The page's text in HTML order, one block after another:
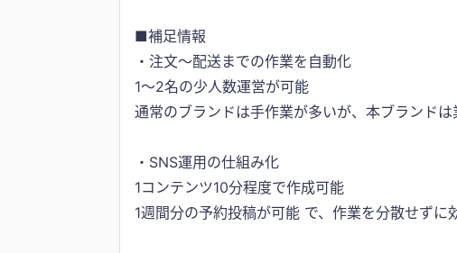
■補足情報
・注文〜配送までの作業を自動化
1〜2名の少人数運営が可能
通常のブランドは手作業が多いが、本ブランド
・SNS運用の仕組み化
1コンテンツ10分程度で作成可能
1週間分の予約投稿が可能 で、作業を分散せずに